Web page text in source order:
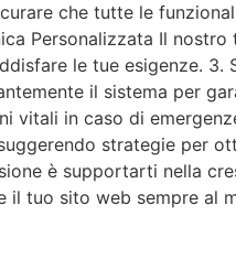
che tutte le
Personalizzata Il
le tue esigenze.
il sistema per
vitali in caso di
strategie per
è supportarti nella
tuo sito web sempre al